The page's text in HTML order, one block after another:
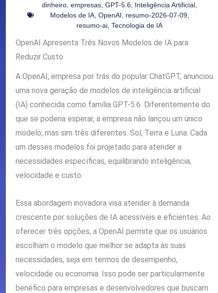
dinheiro empresas GPT-5.6 Inteligência Artificial
Modelos de IA, OpenAI resumo-2026-07-09,
resumo-ai Tecnologia de IA
OpenAI Apresenta Três Novos Modelos de IA para
Reduzir Custo
A OpenAI, empresa por trás do popular ChatGPT, anunciou
uma nova geração de modelos de inteligência artificial
(IA) conhecida como família GPT-5.6. Diferentemente do
que se poderia esperar, a empresa não lançou um único
modelo, mas sim três diferentes: Sol, Terra e Luna. Cada
um desses modelos foi projetado para atender a
necessidades específicas, equilibrando inteligência,
velocidade e custo.
Essa abordagem inovadora visa atender à demanda
crescente por soluções de IA acessíveis e eficientes. Ao
oferecer três opções, a OpenAI permite que os usuários
escolham o modelo que melhor se adapta às suas
necessidades, seja em termos de desempenho,
velocidade ou economia. Isso pode ser particularmente
benéfico para empresas e desenvolvedores que buscam